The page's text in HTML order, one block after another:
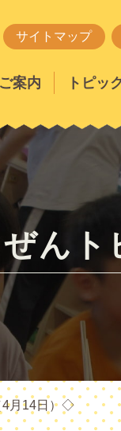
サイトマップ
案内 トピッ
んト
4月14日）◇